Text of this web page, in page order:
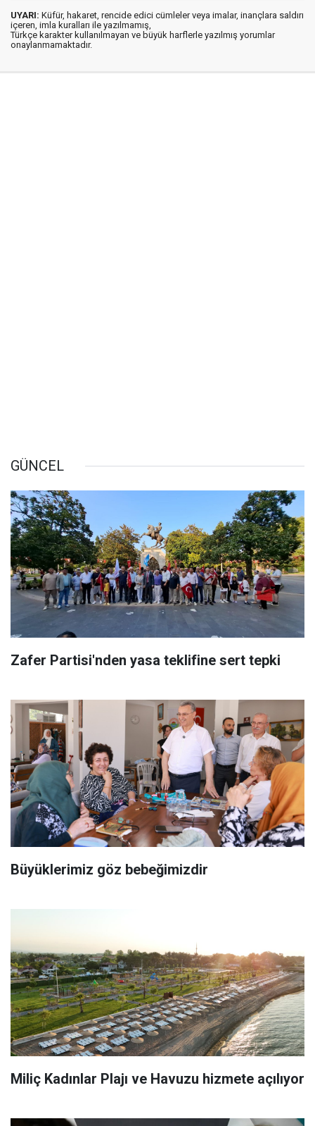
UYARI: Küfür, hakaret, rencide edici cümleler veya imalar, inançlara saldırı
içeren, imla kuralları ile yazılmamış,
Türkçe karakter kullanılmayan ve büyük harflerle yazılmış yorumlar
onaylanmamaktadır.
GÜNCEL
Zafer Partisi'nden yasa teklifine sert tepki
Büyüklerimiz göz bebeğimizdir
Miliç Kadınlar Plajı ve Havuzu hizmete açılıyor